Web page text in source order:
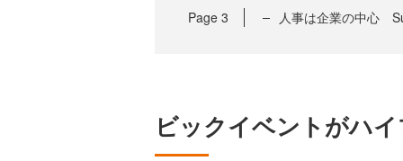
Page 3 人事は企業の中心
ビックイベントがハ